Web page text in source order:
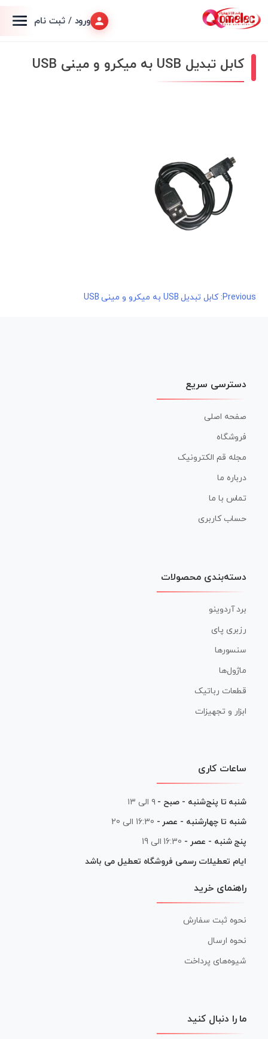
ورود / ثبت نام
کابل تبدیل USB به میکرو و مینی USB
راهبری
Previous: کابل تبدیل USB به میکرو و مینی USB
دسترسی سریع
صفحه اصلی
فروشگاه
مجله قم الکترونیک
درباره ما
تماس با ما
حساب کاربری
دسته‌بندی محصولات
برد آردوینو
رزبری پای
سنسورها
ماژول‌ها
قطعات رباتیک
ابزار و تجهیزات
ساعات کاری
شنبه تا پنج‌شنبه - صبح - ۹ الی ۱۳
شنبه تا چهارشنبه - عصر - 16:30 الی 20
پنج شنبه - عصر - 16:30 الی 19
ایام تعطیلات رسمی فروشگاه تعطیل می باشد
راهنمای خرید
نحوه ثبت سفارش
نحوه ارسال
شیوه‌های پرداخت
ما را دنبال کنید